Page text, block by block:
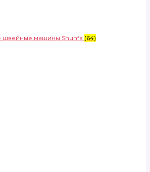
машины Shunfa (64)